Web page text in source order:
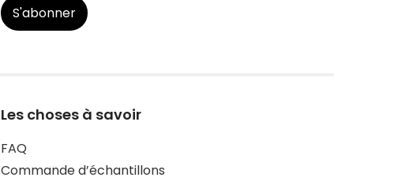
S'abonner
Les choses à savoir
FAQ
Commande d’échantillons